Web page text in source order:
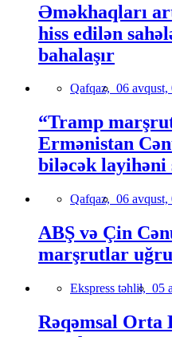
Əməkhaqları
hiss edilən
bahalaşır
Qafqaz, 06 avqust,
“Tramp
Ermənistan
biləcək
Qafqaz, 06 avqust,
ABŞ və Çin
marşrutlar
Ekspress təhlil, 05
Rəqəmsal Orta